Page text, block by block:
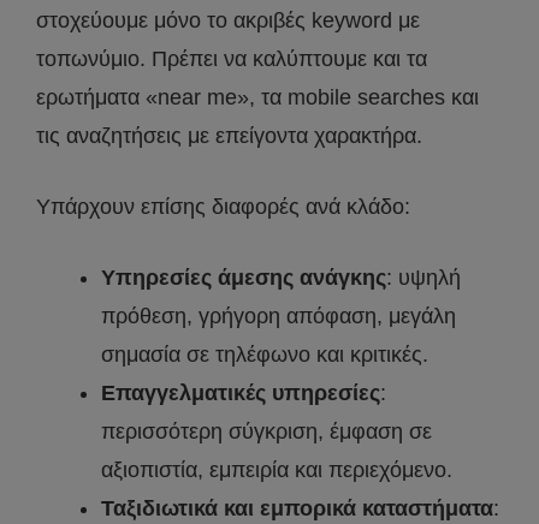
στοχεύουμε μόνο το ακριβές keyword με
τοπωνύμιο. Πρέπει να καλύπτουμε και τα
ερωτήματα «near me», τα mobile searches και
τις αναζητήσεις με επείγοντα χαρακτήρα.
Υπάρχουν επίσης διαφορές ανά κλάδο:
Υπηρεσίες άμεσης ανάγκης: υψηλή
πρόθεση, γρήγορη απόφαση, μεγάλη
σημασία σε τηλέφωνο και κριτικές.
Επαγγελματικές υπηρεσίες:
περισσότερη σύγκριση, έμφαση σε
αξιοπιστία, εμπειρία και περιεχόμενο.
Ταξιδιωτικά και εμπορικά καταστήματα: